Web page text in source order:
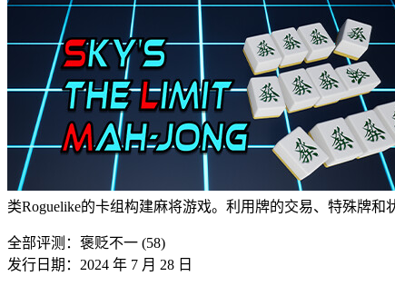
类Roguelike的卡组构建麻将游戏。利用牌的交易、特殊牌
全部评测： 褒贬不一 (58)
发行日期：2024 年 7 月 28 日